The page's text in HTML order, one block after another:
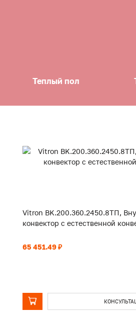
Теплый пол
Vitron BK.200.360.2450.8ТП,
конвектор с естественной
65 451.49 ₽